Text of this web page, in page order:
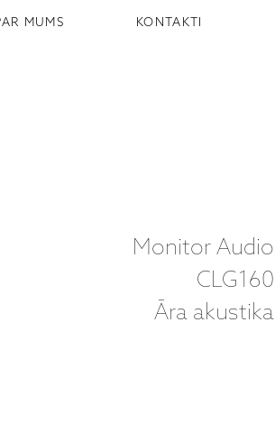
MUMS KONTAKTI
Monitor Audio
CLG160
Āra akustika